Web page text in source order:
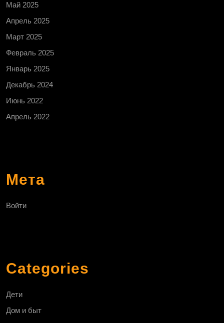
Май 2025
Апрель 2025
Март 2025
Февраль 2025
Январь 2025
Декабрь 2024
Июнь 2022
Апрель 2022
Мета
Войти
Categories
Дети
Дом и быт